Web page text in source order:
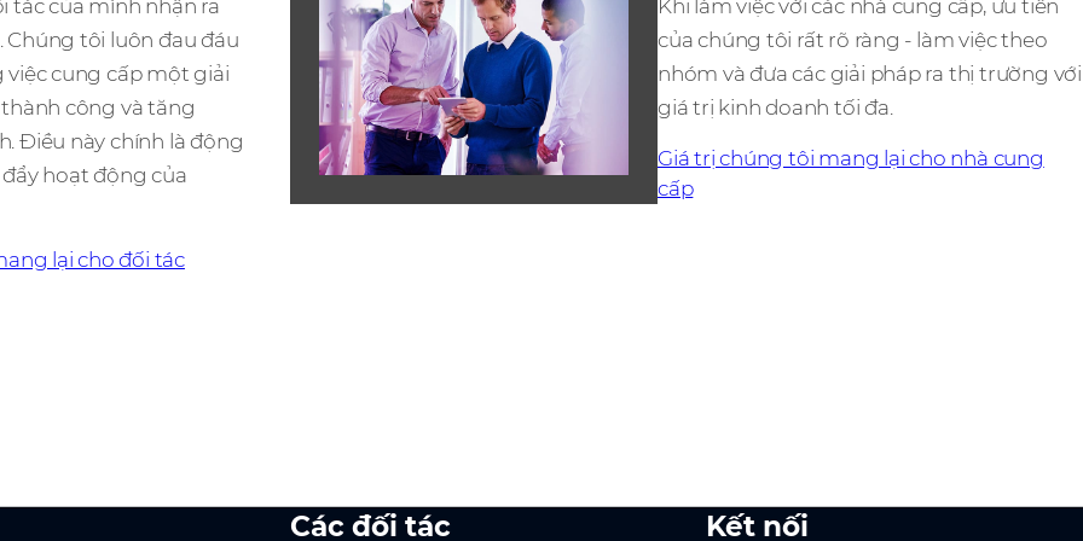
tác của mình nhận ra
Chúng tôi luôn đau đáu
cung cấp một giải
công và tăng
Điều này chính là động
hoạt động của
lại cho đối tác
Khi làm việc với các nhà cung cấp, ưu tiên
của chúng tôi rất rõ ràng - làm việc theo
nhóm và đưa các giải pháp ra thị trường với
giá trị kinh doanh tối đa.
Giá trị chúng tôi mang lại cho nhà cung
cấp
Các đối tác Kết nối